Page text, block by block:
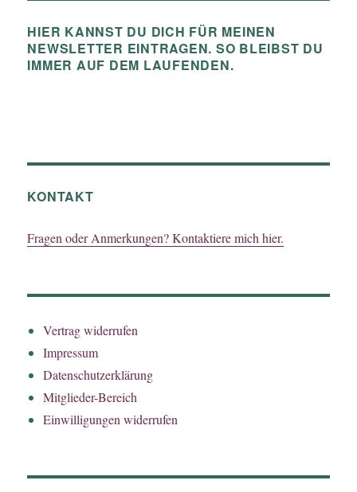
HIER KANNST DU DICH FÜR MEINEN
NEWSLETTER EINTRAGEN. SO BLEIBST DU
IMMER AUF DEM LAUFENDEN.
KONTAKT
Fragen oder Anmerkungen? Kontaktiere mich hier.
Vertrag widerrufen
Impressum
Datenschutzerklärung
Mitglieder-Bereich
Einwilligungen widerrufen